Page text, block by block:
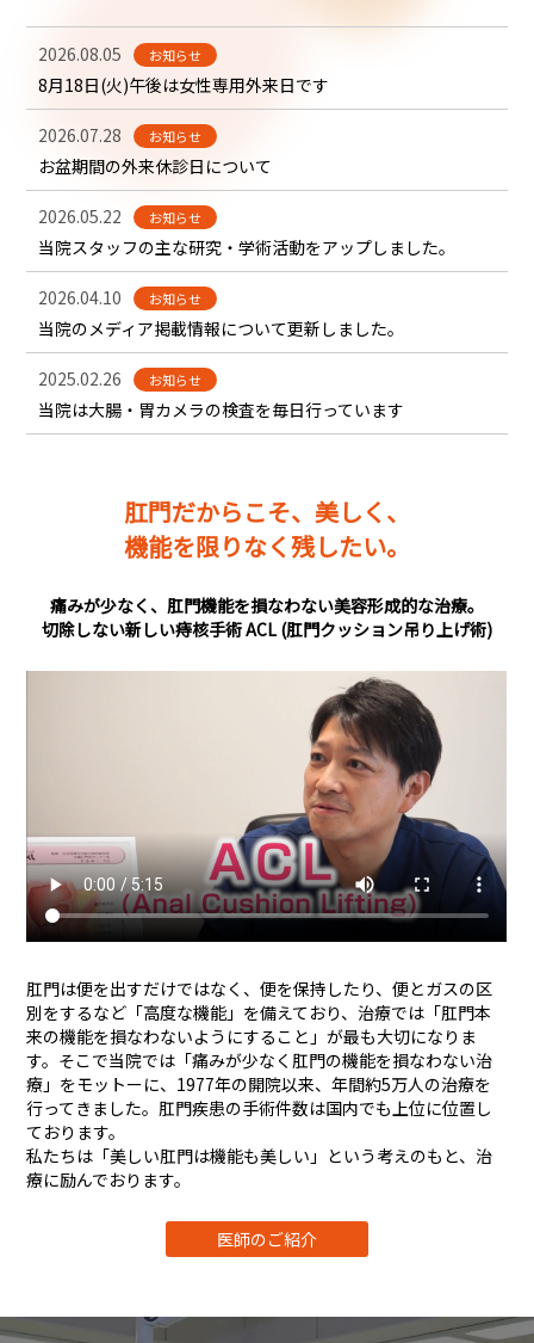
2026.08.05 お知らせ
8月18日(火)午後は女性専用外来日です
2026.07.28 お知らせ
お盆期間の外来休診日について
2026.05.22 お知らせ
当院スタッフの主な研究・学術活動をアップしました。
2026.04.10 お知らせ
当院のメディア掲載情報について更新しました。
2025.02.26 お知らせ
当院は大腸・胃カメラの検査を毎日行っています
肛門だからこそ、美しく、
機能を限りなく残したい。
痛みが少なく、肛門機能を損なわない美容形成的な治療。
切除しない新しい痔核手術 ACL (肛門クッション吊り上げ術)
肛門は便を出すだけではなく、便を保持したり、便とガスの区
別をするなど「高度な機能」を備えており、治療では「肛門本
来の機能を損なわないようにすること」が最も大切になりま
す。そこで当院では「痛みが少なく肛門の機能を損なわない治
療」をモットーに、1977年の開院以来、年間約5万人の治療を
行ってきました。肛門疾患の手術件数は国内でも上位に位置し
ております。
私たちは「美しい肛門は機能も美しい」という考えのもと、治
療に励んでおります。
医師のご紹介